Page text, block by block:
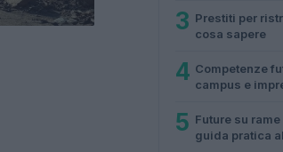
3 Prestiti per
cosa sapere
4 Competenze
campus e
5 Future su
guida pratica